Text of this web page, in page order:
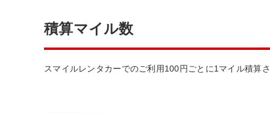
積算マイル数
スマイルレンタカーでのご利用100円ごとに1マイル積算